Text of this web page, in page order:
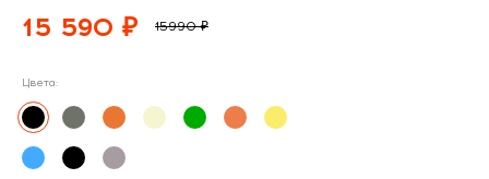
15 590 ₽ 15990 ₽
Цвета: